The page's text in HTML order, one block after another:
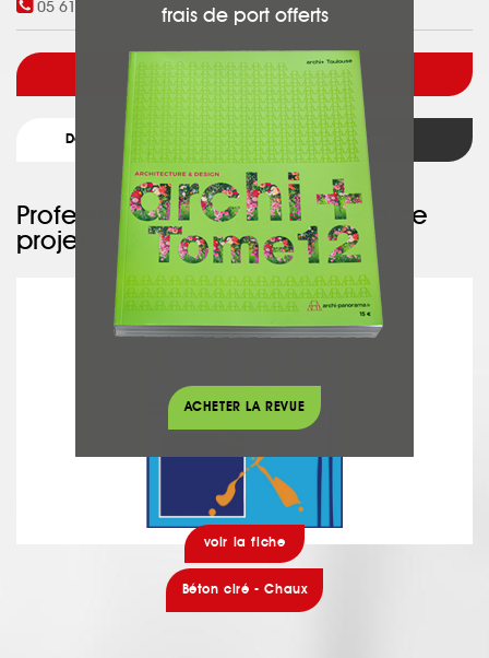
05 61 12 20 55
Voir l'architecte
Détail du projet Retour
Professionnel ayant participé à ce
projet :
STDH
voir la fiche
Béton ciré - Chaux
frais de port offerts
ACHETER LA REVUE